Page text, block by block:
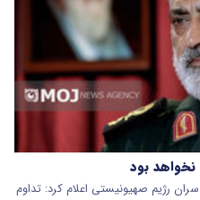
نخواهد بود
رژیم صهیونیستی اعلام کرد: تداوم